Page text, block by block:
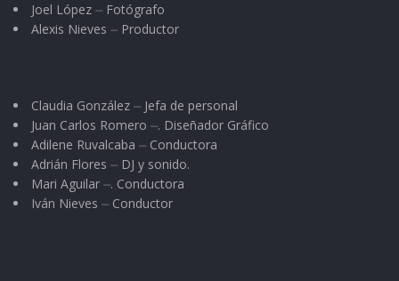
Joel López ⏤ Fotógrafo
Alexis Nieves ⏤ Productor
Claudia González ⏤ Jefa de personal
Juan Carlos Romero ⏤. Diseñador Gráfico
Adilene Ruvalcaba ⏤ Conductora
Adrián Flores ⏤ DJ y sonido.
Mari Aguilar ⏤. Conductora
Iván Nieves ⏤ Conductor